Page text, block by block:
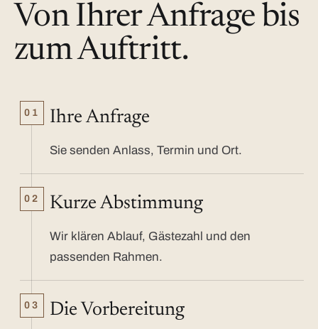
Von Ihrer Anfrage bis
zum Auftritt.
01 Ihre Anfrage
Sie senden Anlass, Termin und Ort.
02 Kurze Abstimmung
Wir klären Ablauf, Gästezahl und den
passenden Rahmen.
03 Die Vorbereitung